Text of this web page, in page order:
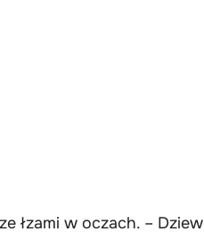
łzami w oczach. –